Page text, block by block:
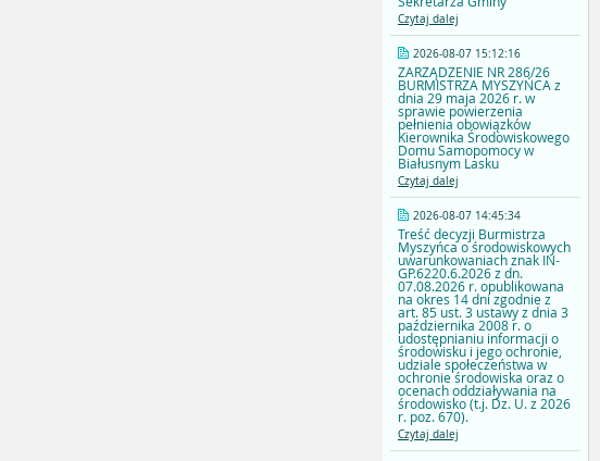
Czytaj dalej
2026-08-07 15:12:16
ZARZĄDZENIE NR 286/26
BURMISTRZA MYSZYŃCA z
dnia 29 maja 2026 r. w
sprawie powierzenia
pełnienia obowiązków
Kierownika Środowiskowego
Domu Samopomocy w
Białusnym Lasku
Czytaj dalej
2026-08-07 14:45:34
Treść decyzji Burmistrza
Myszyńca o środowiskowych
uwarunkowaniach znak IN-
GP.6220.6.2026 z dn.
07.08.2026 r. opublikowana
na okres 14 dni zgodnie z
art. 85 ust. 3 ustawy z dnia 3
października 2008 r. o
udostępnianiu informacji o
środowisku i jego ochronie,
udziale społeczeństwa w
ochronie środowiska oraz o
ocenach oddziaływania na
środowisko (t.j. Dz. U. z 2026
r. poz. 670).
Czytaj dalej